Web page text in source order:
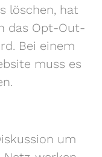
löschen, hat
das Opt-Out-
Bei einem
muss es
um